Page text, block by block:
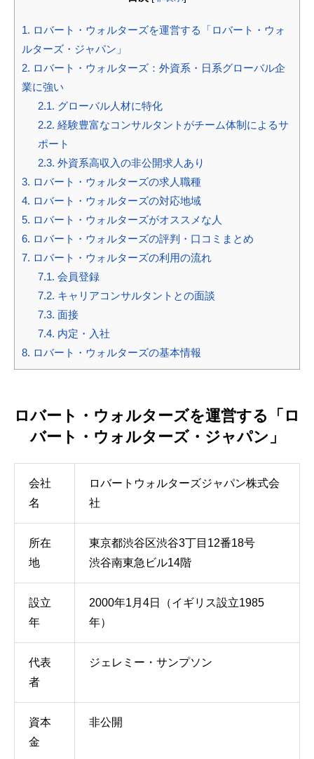
1. ロバート・ウォルターズを運営する「ロバート・ウォ
ルターズ・ジャパン」
2. ロバート・ウォルターズ：外資系・日系グローバル企
業に強い
2.1. グローバル人材に特化
2.2. 経験豊富なコンサルタントがチーム体制によるサ
ポート
2.3. 外資系高収入の非公開求人あり
3. ロバート・ウォルターズの求人職種
4. ロバート・ウォルターズの対応地域
5. ロバート・ウォルターズがオススメな人
6. ロバート・ウォルターズの評判・口コミまとめ
7. ロバート・ウォルターズの利用の流れ
7.1. 会員登録
7.2. キャリアコンサルタントとの面談
7.3. 面接
7.4. 内定・入社
8. ロバート・ウォルターズの基本情報
ロバート・ウォルターズを運営する「ロ
バート・ウォルターズ・ジャパン」
会社
名
ロバートウォルターズジャパン株式会
社
所在
地
東京都渋谷区渋谷3丁目12番18号
渋谷南東急ビル14階
設立
年
2000年1月4日（イギリス設立1985
年）
代表
者
ジェレミー・サンプソン
資本
金
非公開